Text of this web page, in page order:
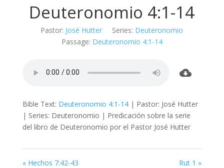
Deuteronomio 4:1-14
Pastor: José Hutter Series: Deuteronomio
Passage: Deuteronomio 4:1-14
Bible Text: Deuteronomio 4:1-14| Pastor: José Hutter
| Series: Deuteronomio | Predicación sobre la serie
del libro de Deuteronomio por el Pastor José Hutter
« Hechos 7:42-43 Rut 1 »